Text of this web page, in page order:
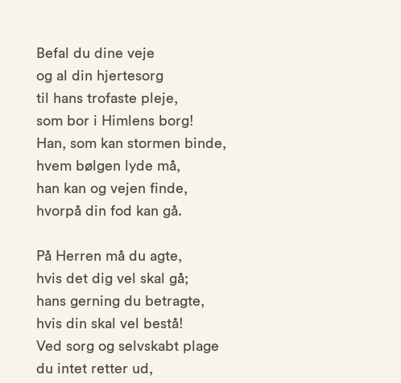
Befal du dine veje
og al din hjertesorg
til hans trofaste pleje,
som bor i Himlens borg!
Han, som kan stormen binde,
hvem bølgen lyde må,
han kan og vejen finde,
hvorpå din fod kan gå.
På Herren må du agte,
hvis det dig vel skal gå;
hans gerning du betragte,
hvis din skal vel bestå!
Ved sorg og selvskabt plage
du intet retter ud,